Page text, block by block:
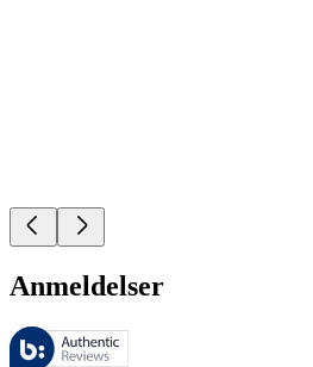
Anmeldelser
Disse anmeldelsene forvaltes av